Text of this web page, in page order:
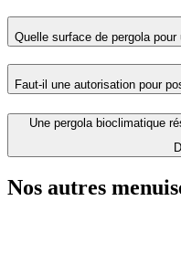
Quelle surface de pergola
Faut-il une autorisation pour
Une pergola bioclimatique
Nos autres